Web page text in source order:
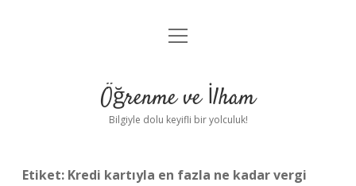
Anasayfa
Yasal Uyarı
menüyü
Öğrenme ve İlham
Bilgiyle dolu keyifli bir yolculuk!
Etiket: Kredi kartıyla en fazla ne kadar vergi